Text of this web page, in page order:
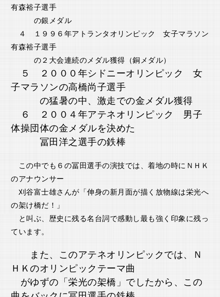
有森裕子選手
の銀メダル
４ １９９６年アトランタオリンピック 女子マラソン
有森裕子選手
の２大会連続のメダル獲得（銅メダル）
５ ２０００年シドニーオリンピック 女
子マラソンの高橋尚子選手
の猛暑の中、激走での金メダル獲得
６ ２００４年アテネオリンピック 男子
体操団体の金メダルを決めた
冨田洋之選手の鉄棒
この中でも６の冨田選手の演技では、着地の時にＮＨＫ
のアナウンサー
刈谷富士雄さんが「伸身の新月面が描く放物線は栄光へ
の架け橋だ！」
と叫ぶ、歴史に残る名台詞で感動し最も強く印象に残っ
ています。
また、このアテネオリンピックでは、Ｎ
ＨＫのオリンピックテーマ曲
がゆずの 「栄光の架橋」でしたから、この